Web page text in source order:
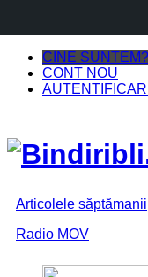
CINE SUNTEM?
CONT NOU
Articolele săptămanii
Radio MOV